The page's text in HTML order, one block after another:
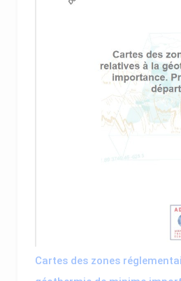
Cartes des zones